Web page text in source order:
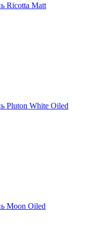
Ricotta Matt
Pluton White Oiled
Moon Oiled